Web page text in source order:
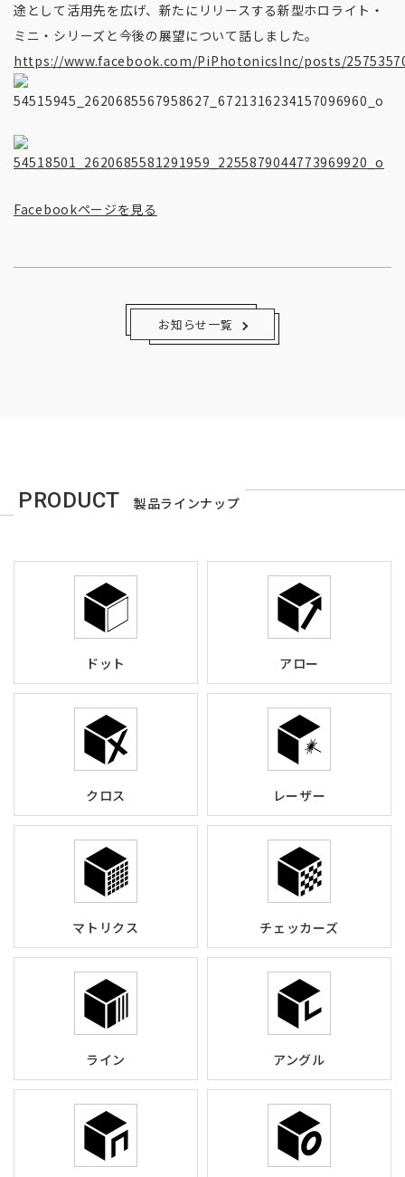
途として活用先を広げ、新たにリリースする新型ホロライト・
ミニ・シリーズと今後の展望について話しました。
https://www.facebook.com/PiPhotonicsInc/posts/
Facebookページを見る
お知らせ一覧
PRODUCT 製品ラインナップ
ドット アロー
クロス レーザー
マトリクス チェッカーズ
ライン アングル